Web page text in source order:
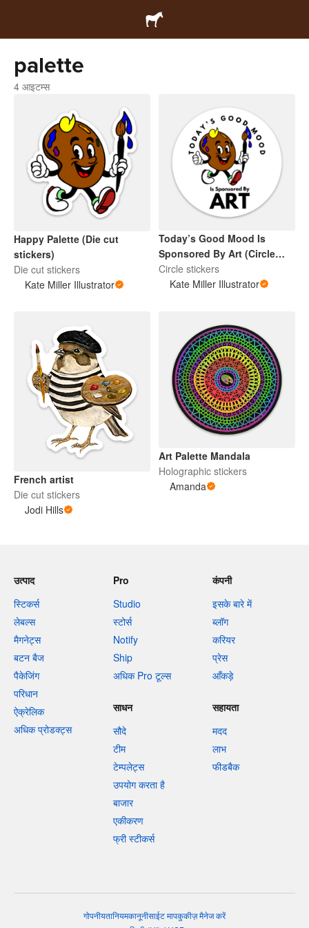
palette
4 आइटम्स
Happy Palette (Die cut
stickers)
Die cut stickers
Kate Miller Illustrator
Today’s Good Mood Is
Sponsored By Art (Circle
Sticker)
Circle stickers
Kate Miller Illustrator
French artist
Die cut stickers
Jodi Hills
Art Palette Mandala
Holographic stickers
Amanda
उत्पाद
स्टिकर्स
लेबल्स
मैगनेट्स
बटन बैज
पैकेजिंग
परिधान
ऐक्रेलिक
अधिक प्रोडक्ट्स
Pro
Studio
स्टोर्स
Notify
Ship
अधिक Pro टूल्स
कंपनी
इसके बारे में
ब्लॉग
करियर
प्रेस
आँकड़े
साधन
सौदे
टीम
टेम्पलेट्स
उपयोग करता है
बाजार
एकीकरण
फ्री स्टीकर्स
सहायता
मदद
लाभ
फीडबैक
गोपनीयतानियमकानूनीसाईट मापकुकीज़ मैनेज करें